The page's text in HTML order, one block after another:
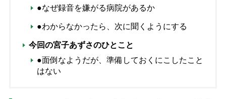
●なぜ録音を嫌がる病院があるか
●わからなかったら、次に聞くようにする
今回の宮子あずさのひとこと
●面倒なようだが、準備しておくにこしたこと
はない